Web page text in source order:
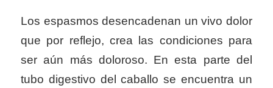
Los espasmos desencadenan un vivo dolor
que por reflejo, crea las condiciones para
ser aún más doloroso. En esta parte del
tubo digestivo del caballo se encuentra un